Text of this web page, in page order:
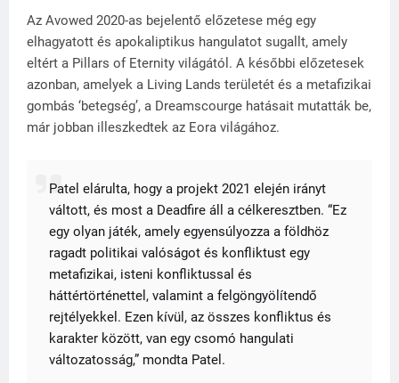
Az Avowed 2020-as bejelentő előzetese még egy
elhagyatott és apokaliptikus hangulatot sugallt, amely
eltért a Pillars of Eternity világától. A későbbi előzetesek
azonban, amelyek a Living Lands területét és a metafizikai
gombás ‘betegség’, a Dreamscourge hatásait mutatták be,
már jobban illeszkedtek az Eora világához.
Patel elárulta, hogy a projekt 2021 elején irányt
váltott, és most a Deadfire áll a célkeresztben. “Ez
egy olyan játék, amely egyensúlyozza a földhöz
ragadt politikai valóságot és konfliktust egy
metafizikai, isteni konfliktussal és
háttértörténettel, valamint a felgöngyölítendő
rejtélyekkel. Ezen kívül, az összes konfliktus és
karakter között, van egy csomó hangulati
változatosság,” mondta Patel.